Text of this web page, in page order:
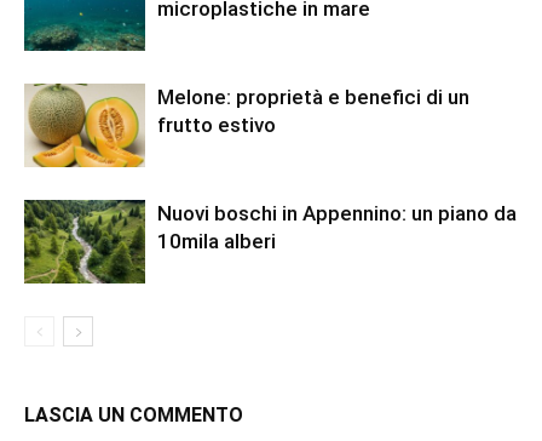
microplastiche in mare
Melone: proprietà e benefici di un
frutto estivo
Nuovi boschi in Appennino: un piano da
10mila alberi
LASCIA UN COMMENTO